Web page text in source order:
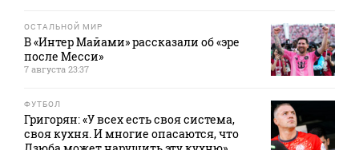
ОСТАЛЬНОЙ МИР
В «Интер Майами» рассказали об «эре
после Месси»
7 августа 23:37
ФУТБОЛ
Григорян: «У всех есть своя система,
своя кухня. И многие опасаются, что